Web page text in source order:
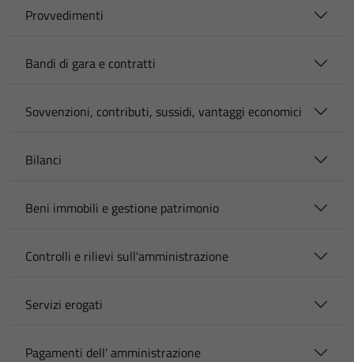
Provvedimenti
Bandi di gara e contratti
Sovvenzioni, contributi, sussidi, vantaggi economici
Bilanci
Beni immobili e gestione patrimonio
Controlli e rilievi sull'amministrazione
Servizi erogati
Pagamenti dell' amministrazione